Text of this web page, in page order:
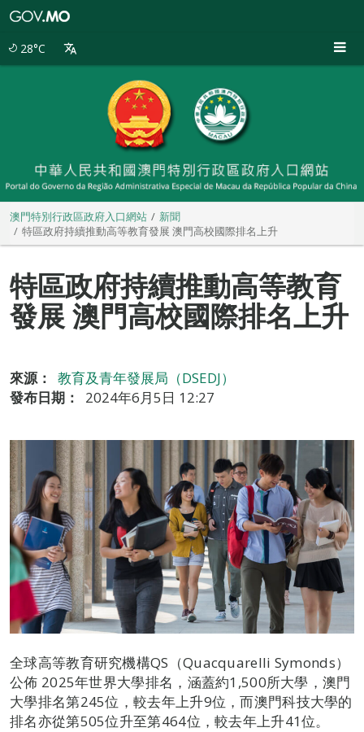
28°C
澳門特別行政區政府入口網站
新聞
特區政府持續推動高等教育發展 澳門高校國際排名上升
特區政府持續推動高等教育
發展 澳門高校國際排名上升
來源：
教育及青年發展局（DSEDJ）
發布日期：
2024年6月5日 12:27
全球高等教育研究機構QS（Quacquarelli Symonds）
公佈 2025年世界大學排名，涵蓋約1,500所大學，澳門
大學排名第245位，較去年上升9位，而澳門科技大學的
排名亦從第505位升至第464位，較去年上升41位。